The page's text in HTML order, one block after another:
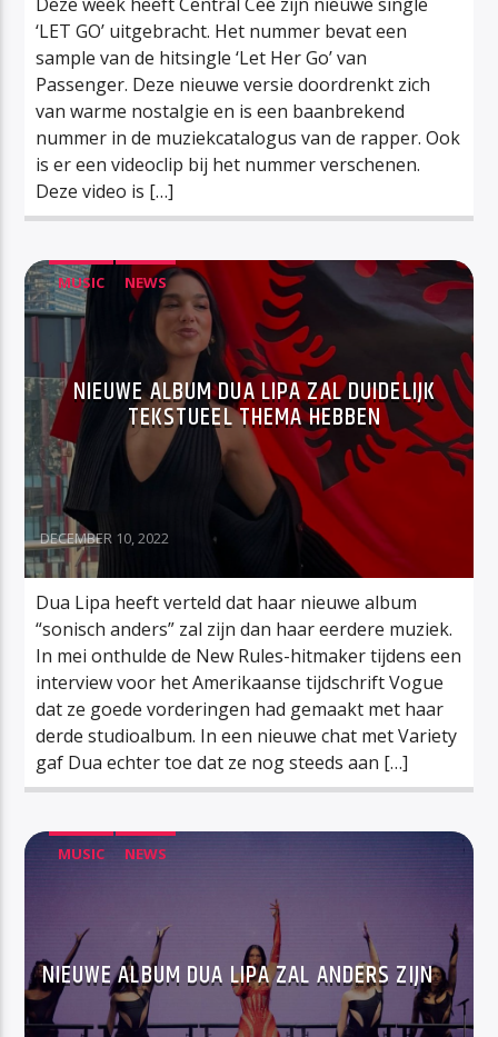
‘LET GO’ uitgebracht. Het nummer bevat een
sample van de hitsingle ‘Let Her Go’ van
Passenger. Deze nieuwe versie doordrenkt zich
van warme nostalgie en is een baanbrekend
nummer in de muziekcatalogus van de rapper. Ook
is er een videoclip bij het nummer verschenen.
Deze video is […]
MUSIC NEWS
NIEUWE ALBUM DUA LIPA ZAL DUIDELIJK
TEKSTUEEL THEMA HEBBEN
DECEMBER 10, 2022
Dua Lipa heeft verteld dat haar nieuwe album
“sonisch anders” zal zijn dan haar eerdere muziek.
In mei onthulde de New Rules-hitmaker tijdens een
interview voor het Amerikaanse tijdschrift Vogue
dat ze goede vorderingen had gemaakt met haar
derde studioalbum. In een nieuwe chat met Variety
gaf Dua echter toe dat ze nog steeds aan […]
MUSIC NEWS
NIEUWE ALBUM DUA LIPA ZAL ANDERS ZIJN